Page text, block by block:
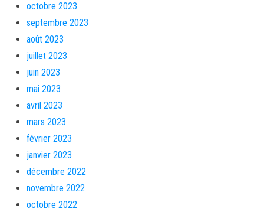
octobre 2023
septembre 2023
août 2023
juillet 2023
juin 2023
mai 2023
avril 2023
mars 2023
février 2023
janvier 2023
décembre 2022
novembre 2022
octobre 2022